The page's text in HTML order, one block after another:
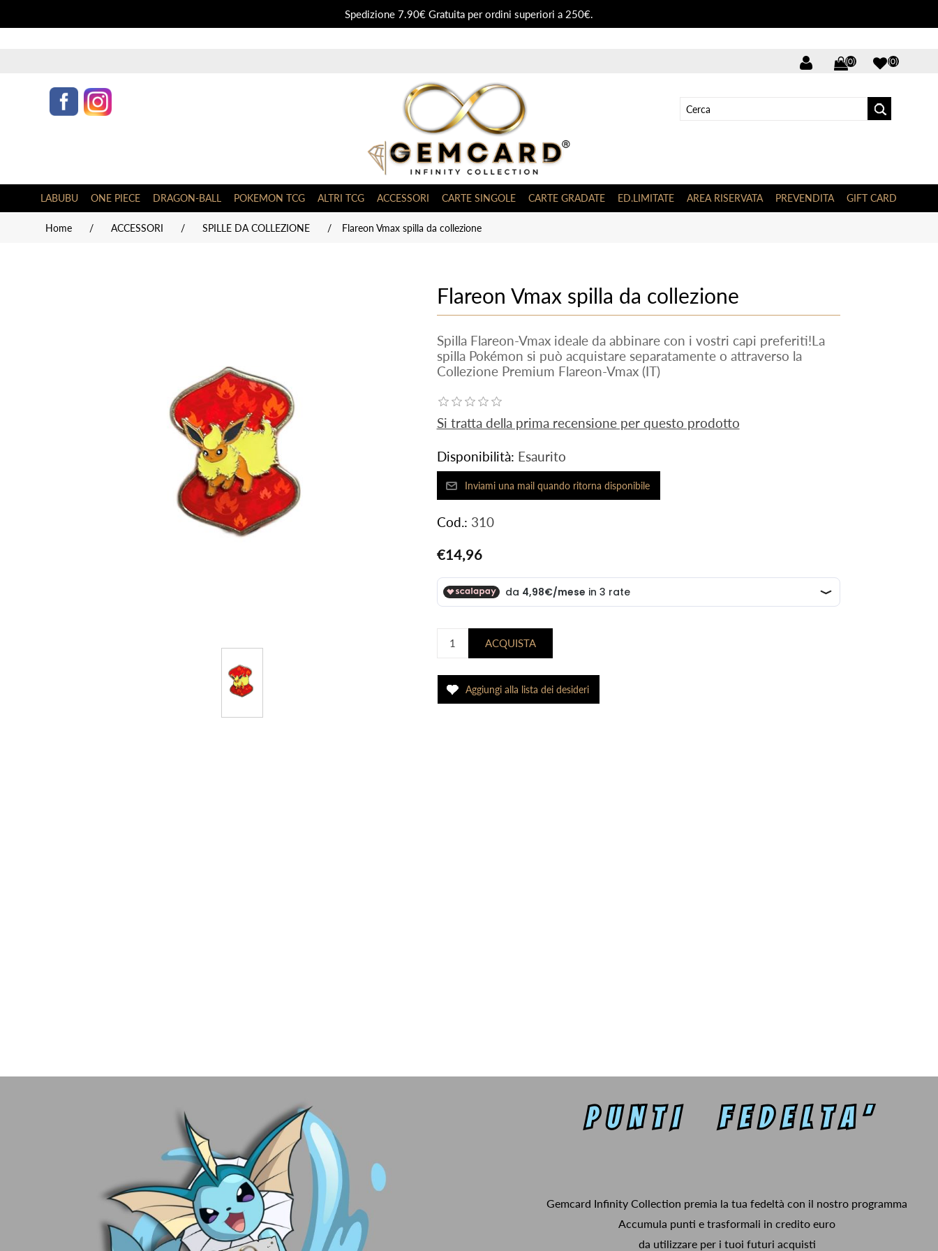
Spedizione 7.90€ Gratuita per ordini superiori a 250€.
(0) (0)
LABUBU ONE PIECE DRAGON-BALL POKEMON TCG ALTRI TCG ACCESSORI CARTE SINGOLE CARTE GRADATE ED.LIMITATE AREA RISERVATA PREVENDITA GIFT CARD
Home / ACCESSORI / SPILLE DA COLLEZIONE / Flareon Vmax spilla da collezione
Flareon Vmax spilla da collezione
Spilla Flareon-Vmax ideale da abbinare con i vostri capi preferiti!La
spilla Pokémon si può acquistare separatamente o attraverso la
Collezione Premium Flareon-Vmax (IT)
Si tratta della prima recensione per questo prodotto
Disponibilità: Esaurito
Cod.: 310
€14,96
Gemcard Infinity Collection premia la tua fedeltà con il nostro programma
Accumula punti e trasformali in credito euro
da utilizzare per i tuoi futuri acquisti